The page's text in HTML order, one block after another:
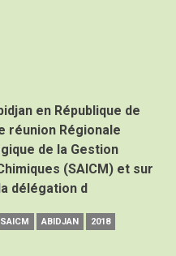
en République de
réunion Régionale
de la Gestion
(SAICM) et sur
délégation d
SAICM ABIDJAN 2018